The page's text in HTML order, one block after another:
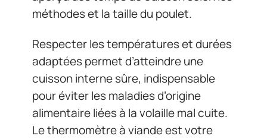
méthodes et la taille du poulet.
Respecter les températures et durées
adaptées permet d’atteindre une
cuisson interne sûre, indispensable
pour éviter les maladies d’origine
alimentaire liées à la volaille mal cuite.
Le thermomètre à viande est votre